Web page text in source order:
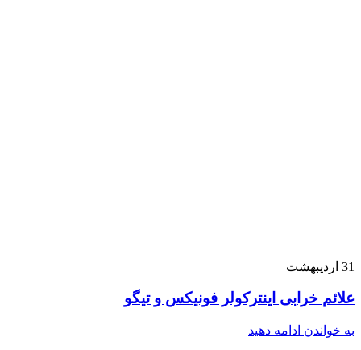
31 اردیبهشت
علائم خرابی اینترکولر فونیکس و تیگو
به خواندن ادامه دهید